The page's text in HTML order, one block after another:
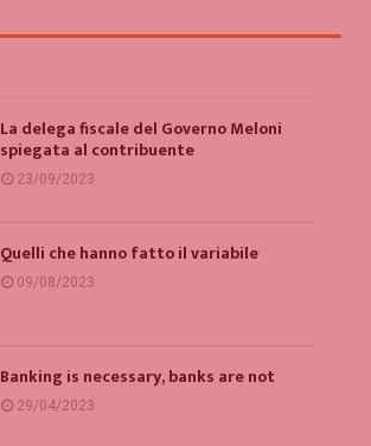
La delega fiscale del Governo Meloni
spiegata al contribuente
23/09/2023
Quelli che hanno fatto il variabile
09/08/2023
Banking is necessary, banks are not
29/04/2023